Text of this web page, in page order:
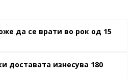
да се врати во рок од 15
доставата изнесува 180